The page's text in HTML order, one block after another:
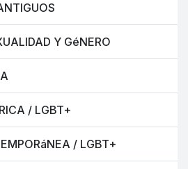
Y GéNERO
/ LGBT+
/ LGBT+